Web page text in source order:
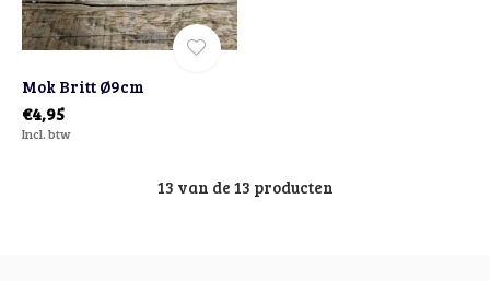
Mok Britt Ø9cm
€4,95
Incl. btw
13 van de 13 producten